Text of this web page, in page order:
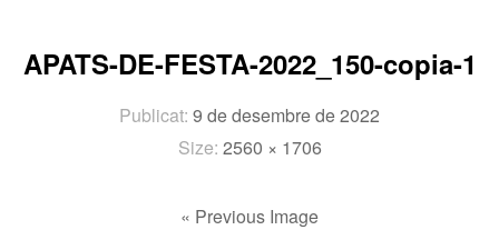
APATS-DE-FESTA-2022_150-copia-1
Publicat: 9 de desembre de 2022
Size: 2560 × 1706
« Previous Image